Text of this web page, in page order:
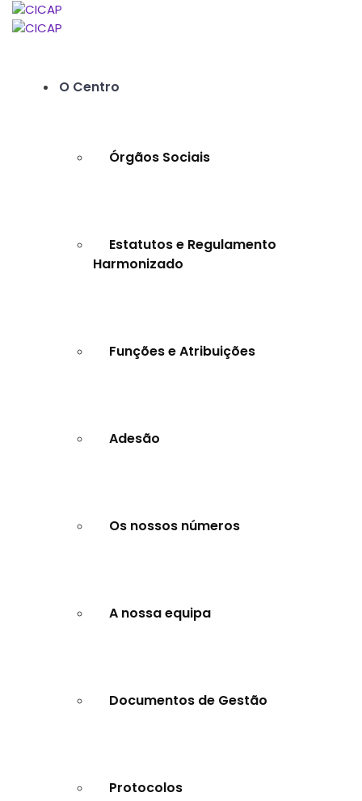
O Centro
Órgãos Sociais
Estatutos e Regulamento
Harmonizado
Funções e Atribuições
Adesão
Os nossos números
A nossa equipa
Documentos de Gestão
Protocolos